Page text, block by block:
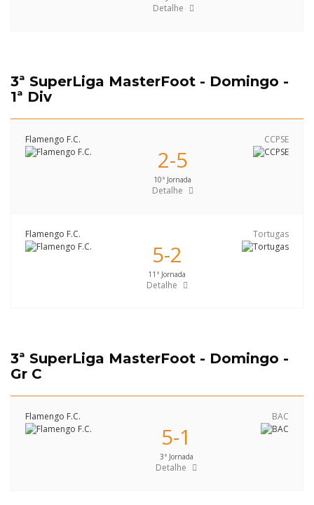
Detalhe
3ª SuperLiga MasterFoot - Domingo -
1ª Div
Flamengo F.C. CCPSE
2-5
10ª Jornada
Detalhe
Flamengo F.C. Tortugas
5-2
11ª Jornada
Detalhe
3ª SuperLiga MasterFoot - Domingo -
Gr C
Flamengo F.C. BAC
5-1
3ª Jornada
Detalhe